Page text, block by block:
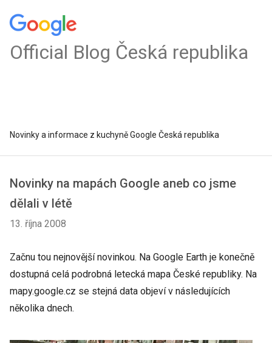
Official Blog Česká republika
Novinky a informace z kuchyně Google Česká republika
Novinky na mapách Google aneb co jsme
dělali v létě
13. října 2008
Začnu tou nejnovější novinkou. Na Google Earth je konečně
dostupná celá podrobná letecká mapa České republiky. Na
mapy.google.cz se stejná data objeví v následujících
několika dnech.